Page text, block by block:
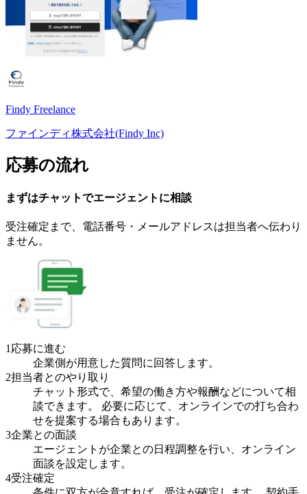
Findy Freelance
ファインディ株式会社(Findy Inc)
応募の流れ
まずはチャットでエージェント に相談
受注確定まで、 電話番号・メールアドレスは担当者へ伝わり
ません。
1 応募に進む
企業側が用意した質問に回答します。
2担当者とのやり取り
チャット形式で、希望の働き方や報酬などについて相
談できます。 必要に応じて、オンラインでの打ち合わ
せを提案する場合もあります。
3企業との面談
エージェントが企業との日程調整を行い、オンライン
面談を設定します。
4受注確定